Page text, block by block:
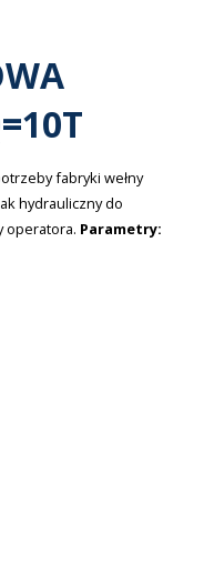
fabryki wełny
hydrauliczny do
operatora. Parametry: